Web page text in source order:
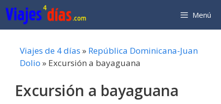
Saltar
al
contenido
Menú
Viajes de 4 días » República Dominicana-Juan
Dolio » Excursión a bayaguana
Excursión a bayaguana